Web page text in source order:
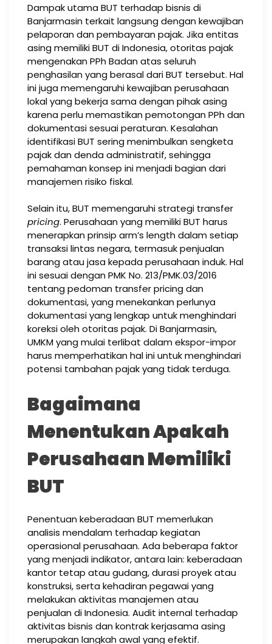
Dampak utama BUT terhadap bisnis di
Banjarmasin terkait langsung dengan kewajiban
pelaporan dan pembayaran pajak. Jika entitas
asing memiliki BUT di Indonesia, otoritas pajak
mengenakan PPh Badan atas seluruh
penghasilan yang berasal dari BUT tersebut. Hal
ini juga memengaruhi kewajiban perusahaan
lokal yang bekerja sama dengan pihak asing
karena perlu memastikan pemotongan PPh dan
dokumentasi sesuai peraturan. Kesalahan
identifikasi BUT sering menimbulkan sengketa
pajak dan denda administratif, sehingga
pemahaman konsep ini menjadi bagian dari
manajemen risiko fiskal.
Selain itu, BUT memengaruhi strategi transfer
pricing. Perusahaan yang memiliki BUT harus
menerapkan prinsip arm’s length dalam setiap
transaksi lintas negara, termasuk penjualan
barang atau jasa kepada perusahaan induk. Hal
ini sesuai dengan PMK No. 213/PMK.03/2016
tentang pedoman transfer pricing dan
dokumentasi, yang menekankan perlunya
dokumentasi yang lengkap untuk menghindari
koreksi oleh otoritas pajak. Di Banjarmasin,
UMKM yang mulai terlibat dalam ekspor-impor
harus memperhatikan hal ini untuk menghindari
potensi tambahan pajak yang tidak terduga.
Bagaimana
Menentukan Apakah
Perusahaan Memiliki
BUT
Penentuan keberadaan BUT memerlukan
analisis mendalam terhadap kegiatan
operasional perusahaan. Ada beberapa faktor
yang menjadi indikator, antara lain: keberadaan
kantor tetap atau gudang, durasi proyek atau
konstruksi, serta kehadiran pegawai yang
melakukan aktivitas manajemen atau
penjualan di Indonesia. Audit internal terhadap
aktivitas bisnis dan kontrak kerjasama asing
merupakan langkah awal yang efektif.